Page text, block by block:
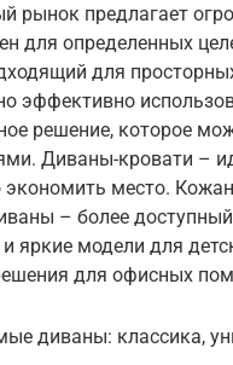
рынок предлагает
для определенных
для
эффективно
решение, которое
Диваны-кровати –
экономить место.
– более
и яркие модели для
для офисных
диваны: классика,